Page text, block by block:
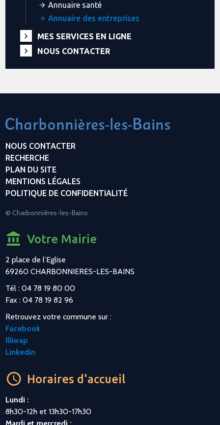
Annuaire santé
Annuaire des entreprises
MES SERVICES EN LIGNE
NOUS CONTACTER
NOUS CONTACTER
RECHERCHE
PLAN DU SITE
MENTIONS LÉGALES
POLITIQUE DE CONFIDENTIALITÉ
© Charbonnières-les-Bains
Votre Mairie
2 place de l’Eglise
69260 CHARBONNIERES-LES-BAINS
Tél : 04 78 19 80 00
Fax : 04 78 19 82 96
Retrouvez votre commune sur :
Facebook
Illiwap
Linkedin
Horaires d'accueil
Lundi :
8h30-12h et 13h30-17h30